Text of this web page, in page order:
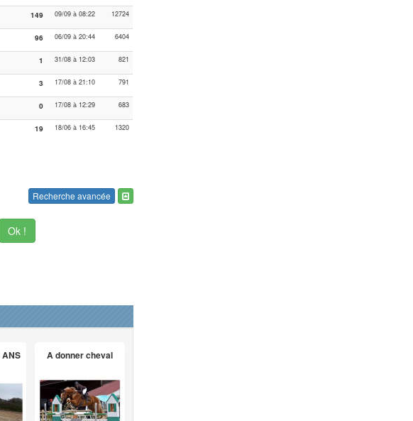
149 09/09 à 08:22 12724
96 06/09 à 20:44 6404
1 31/08 à 12:03 821
3 17/08 à 21:10 791
0 17/08 à 12:29 683
19 18/06 à 16:45 1320
Recherche avancée
Ok !
ANS A donner cheval